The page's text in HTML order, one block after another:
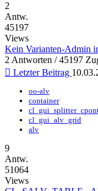
2
Antw.
45197
Views
Kein Varianten-Admin
2 Antworten / 45197
Letzter Beitrag
oo-alv
container
cl_gui_alv_grid
alv
9
Antw.
51064
Views